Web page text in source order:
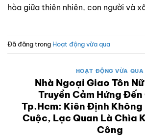
hòa giữa thiên nhiên, con người và
Đã đăng trong Hoạt động vừa qua
HOẠT ĐỘNG VỪA QUA
Nhà Ngoại Giao Tôn
Truyền Cảm Hứng Đến
Tp.Hcm: Kiên Định Không
Cuộc, Lạc Quan Là Chìa
Công